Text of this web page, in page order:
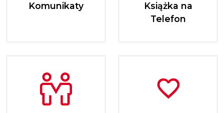
Komunikaty
Książka na
Telefon